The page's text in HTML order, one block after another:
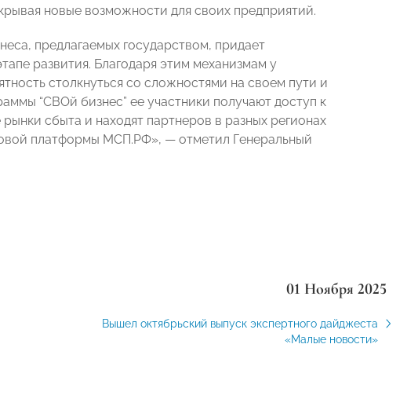
новые возможности для своих предприятий.
предлагаемых государством, придает
развития. Благодаря этим механизмам у
столкнуться со сложностями на своем пути и
“СВОй бизнес” ее участники получают доступ к
сбыта и находят партнеров в разных регионах
платформы МСП.РФ», — отметил Генеральный
01 Ноября 2025
Вышел октябрьский выпуск экспертного дайджеста
«Малые новости»